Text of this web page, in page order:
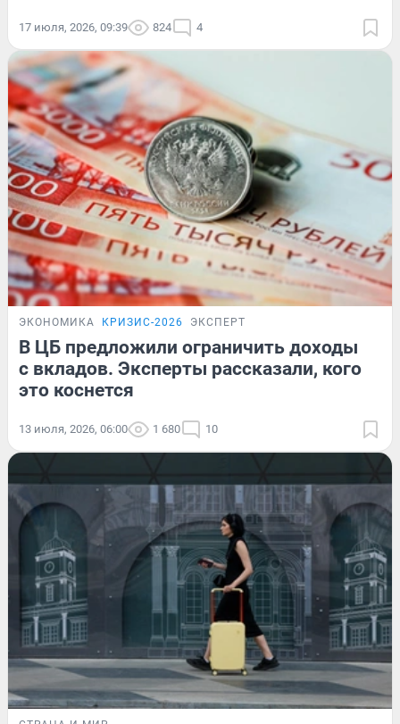
17 июля, 2026, 09:39 824 4
ЭКОНОМИКА КРИЗИС-2026 ЭКСПЕРТ
В ЦБ предложили ограничить доходы
с вкладов. Эксперты рассказали, кого
это коснется
13 июля, 2026, 06:00 1 680 10